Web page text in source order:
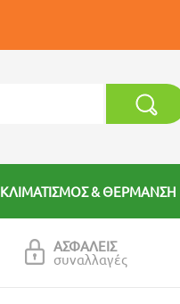
ΚΛΙΜΑΤΙΣΜΟΣ & ΘΕΡΜΑΝΣΗ
ΑΣΦΑΛΕΙΣ
συναλλαγές